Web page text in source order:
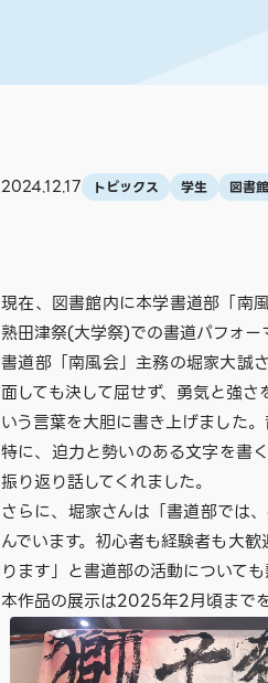
2024.12.17 トピックス 学生 図書館
現在、図書館内に本学書道部「南
熟田津祭(大学祭)での書道パフォー
書道部「南風会」主務の堀家大誠
面しても決して屈せず、勇気と強
いう言葉を大胆に書き上げました
特に、迫力と勢いのある文字を書
振り返り話してくれました。
さらに、堀家さんは「書道部では
んでいます。初心者も経験者も大
ります」と書道部の活動についても
本作品の展示は2025年2月頃まで